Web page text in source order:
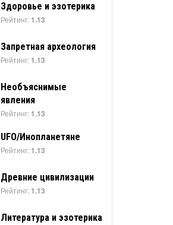
Здоровье и эзотерика
Рейтинг: 1.13
Запретная археология
Рейтинг: 1.13
Необъяснимые
явления
Рейтинг: 1.13
UFO/Инопланетяне
Рейтинг: 1.13
Древние цивилизации
Рейтинг: 1.13
Литература и эзотерика